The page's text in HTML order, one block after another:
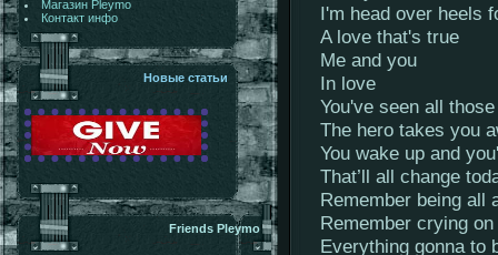
Магазин Pleymo
Контакт инфо
Новые статьи
Friends Pleymo
I'm head over heels
A love that's true
Me and you
In love
You've seen all
The hero takes you
You wake up and
That’ll all change
Remember being all
Remember crying
Everything gonna to